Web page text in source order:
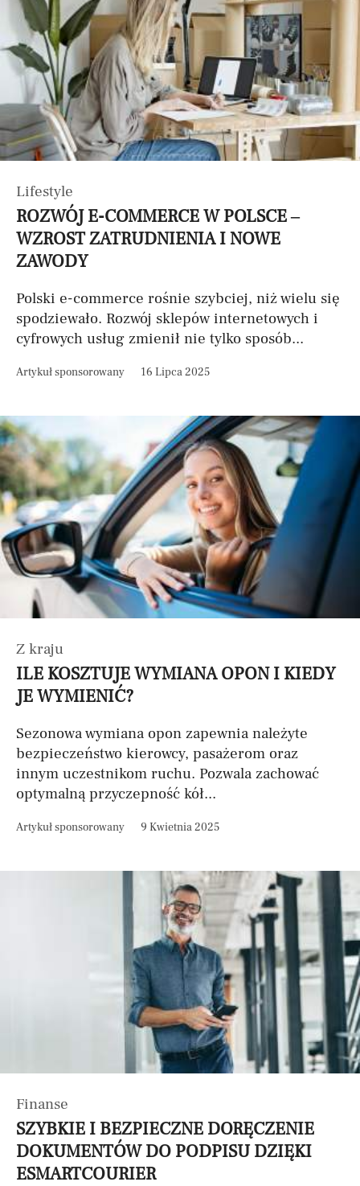
Lifestyle
ROZWÓJ E-COMMERCE W POLSCE –
WZROST ZATRUDNIENIA I NOWE
ZAWODY
Polski e-commerce rośnie szybciej, niż wielu się
spodziewało. Rozwój sklepów internetowych i
cyfrowych usług zmienił nie tylko sposób...
Artykuł sponsorowany 16 Lipca 2025
Z kraju
ILE KOSZTUJE WYMIANA OPON I KIEDY
JE WYMIENIĆ?
Sezonowa wymiana opon zapewnia należyte
bezpieczeństwo kierowcy, pasażerom oraz
innym uczestnikom ruchu. Pozwala zachować
optymalną przyczepność kół...
Artykuł sponsorowany 9 Kwietnia 2025
Finanse
SZYBKIE I BEZPIECZNE DORĘCZENIE
DOKUMENTÓW DO PODPISU DZIĘKI
ESMARTCOURIER